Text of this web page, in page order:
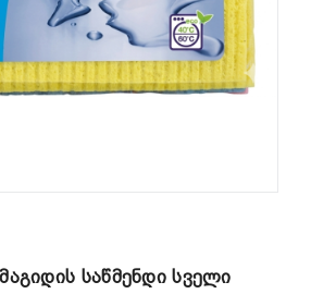
Საწმენდი Სველი